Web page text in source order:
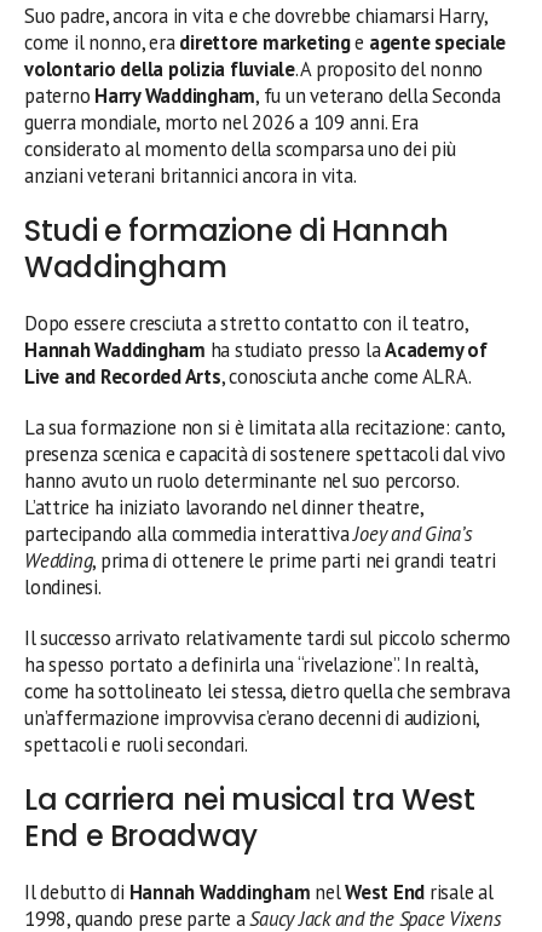
Suo padre, ancora in vita e che dovrebbe chiamarsi Harry,
come il nonno, eradirettore marketinge agente speciale
volontario della polizia fluviale. A proposito del nonno
paterno Harry Waddingham, fu un veterano della Seconda
guerra mondiale, morto nel 2026 a 109 anni. Era
considerato al momento della scomparsa uno dei più
anziani veterani britannici ancora in vita.
Studi e formazione di Hannah
Waddingham
Dopo essere cresciuta a stretto contatto con il teatro,
Hannah Waddingham ha studiato presso laAcademy of
Live and Recorded Arts, conosciuta anche come ALRA.
La sua formazione non si è limitata alla recitazione: canto,
presenza scenica e capacità di sostenere spettacoli dal vivo
hanno avuto un ruolo determinante nel suo percorso.
L’attrice ha iniziato lavorando nel dinner theatre,
partecipando alla commedia interattivaJoey and Gina’s
Wedding, prima di ottenere le prime parti nei grandi teatri
londinesi.
Il successo arrivato relativamente tardi sul piccolo schermo
ha spesso portato a definirla una “rivelazione”. In realtà,
come ha sottolineato lei stessa, dietro quella che sembrava
un’affermazione improvvisa c’erano decenni di audizioni,
spettacoli e ruoli secondari.
La carriera nei musical tra West
End e Broadway
Il debutto di Hannah Waddingham nelWest End risale al
1998, quando prese parte aSaucy Jack and the Space Vixens